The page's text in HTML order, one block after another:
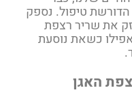
טיפול. נספק
את שריר רצפת
כשאת נוסעת
האגן